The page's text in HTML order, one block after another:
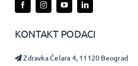
KONTAKT PODACI
Zdravka Čelara 4, 11120 Beograd